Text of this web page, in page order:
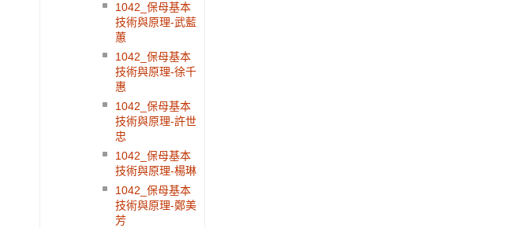
1042_保母基本
技術與原理-武藍
蕙
1042_保母基本
技術與原理-徐千
惠
1042_保母基本
技術與原理-許世
忠
1042_保母基本
技術與原理-楊琳
1042_保母基本
技術與原理-鄭美
芳